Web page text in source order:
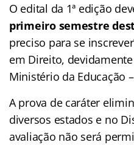
O edital da 1ª edição
primeiro semestre
preciso para se
em Direito,
Ministério da Educação
A prova de caráter
diversos estados e no
avaliação não será